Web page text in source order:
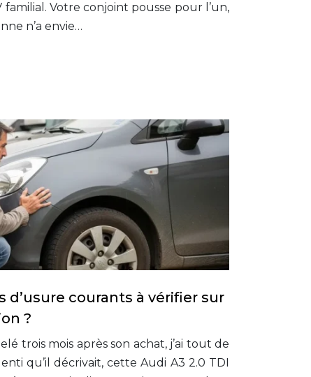
Votre conjoint pousse pour l’un,
n’a envie…
d’usure courants à vérifier sur
?
trois mois après son achat, j’ai tout de
qu’il décrivait, cette Audi A3 2.0 TDI